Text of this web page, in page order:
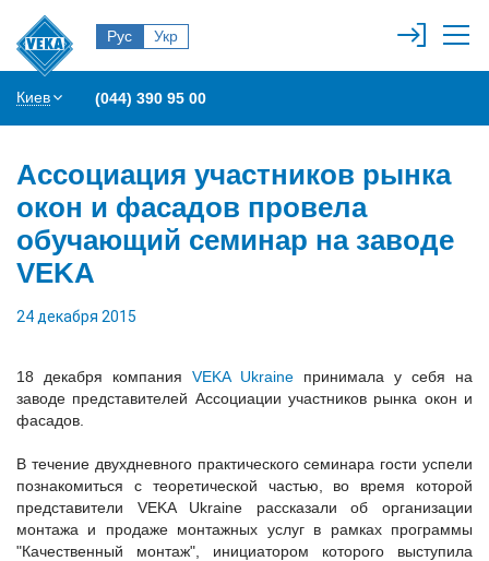
Рус Укр
Киев (044) 390 95 00
Ассоциация участников рынка
окон и фасадов провела
обучающий семинар на заводе
VEKA
24 декабря 2015
18 декабря компания VEKA Ukraine принимала у себя на
заводе представителей Ассоциации участников рынка окон и
фасадов.
В течение двухдневного практического семинара гости успели
познакомиться с теоретической частью, во время которой
представители VEKA Ukraine рассказали об организации
монтажа и продаже монтажных услуг в рамках программы
"Качественный монтаж", инициатором которого выступила